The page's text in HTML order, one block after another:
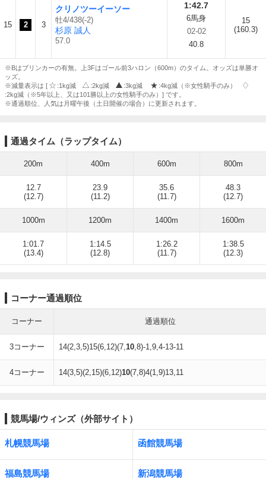
15 2 3
クリノツーイーソー
牡4/438(-2)
杉原 誠人
57.0
1:42.7
6馬身
02-02
40.8
15
(160.3)
※Bはブリンカーの有無。上3Fはゴール前3ハロン（600m）のタイム。オッズは単勝オ
ッズ。
※減量表示は [
:1kg減 :2kg減 :3kg減
:4kg減（※女性騎手のみ）
:2kg減（※5年以上、又は101勝以上の女性騎手のみ）] です。
※通過順位、人気は月曜午後（土日開催の場合）に更新されます。
通過タイム（ラップタイム）
200m 400m 600m 800m
12.7
(12.7)
23.9
(11.2)
35.6
(11.7)
48.3
(12.7)
1000m 1200m 1400m 1600m
1:01.7
(13.4)
1:14.5
(12.8)
1:26.2
(11.7)
1:38.5
(12.3)
コーナー通過順位
コーナー 通過順位
3コーナー 14(2,3,5)15(6,12)(7,10,8)-1,9,4-13-11
4コーナー 14(3,5)(2,15)(6,12)10(7,8)4(1,9)13,11
競馬場/ウィンズ（外部サイト）
札幌競馬場 函館競馬場
福島競馬場 新潟競馬場